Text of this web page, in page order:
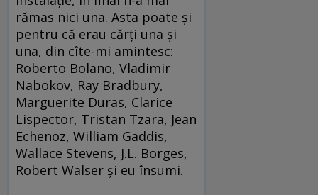
rămas nici una. Asta poate şi
pentru că erau cărţi una şi
una, din cîte-mi amintesc:
Roberto Bolano, Vladimir
Nabokov, Ray Bradbury,
Marguerite Duras, Clarice
Lispector, Tristan Tzara, Jean
Echenoz, William Gaddis,
Wallace Stevens, J.L. Borges,
Robert Walser şi eu însumi.